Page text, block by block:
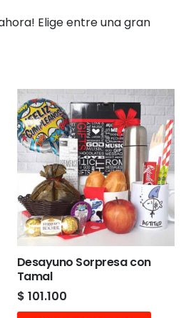
Elige entre una gran
Desayuno Sorpresa con
Tamal
$ 101.100